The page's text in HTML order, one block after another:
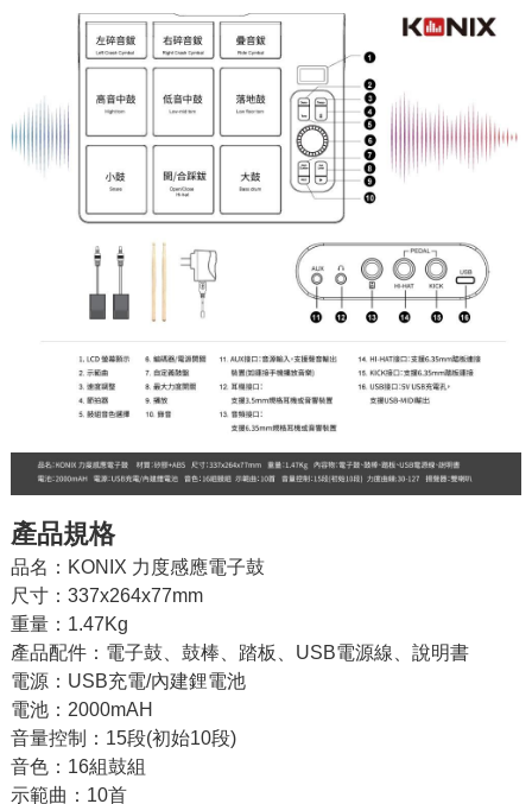
產品規格
品名：KONIX 力度感應電子鼓
尺寸：337x264x77mm
重量：1.47Kg
產品配件：電子鼓、鼓棒、踏板、USB電源線、說明書
電源：USB充電/內建鋰電池
電池：2000mAH
音量控制：15段(初始10段)
音色：16組鼓組
示範曲：10首